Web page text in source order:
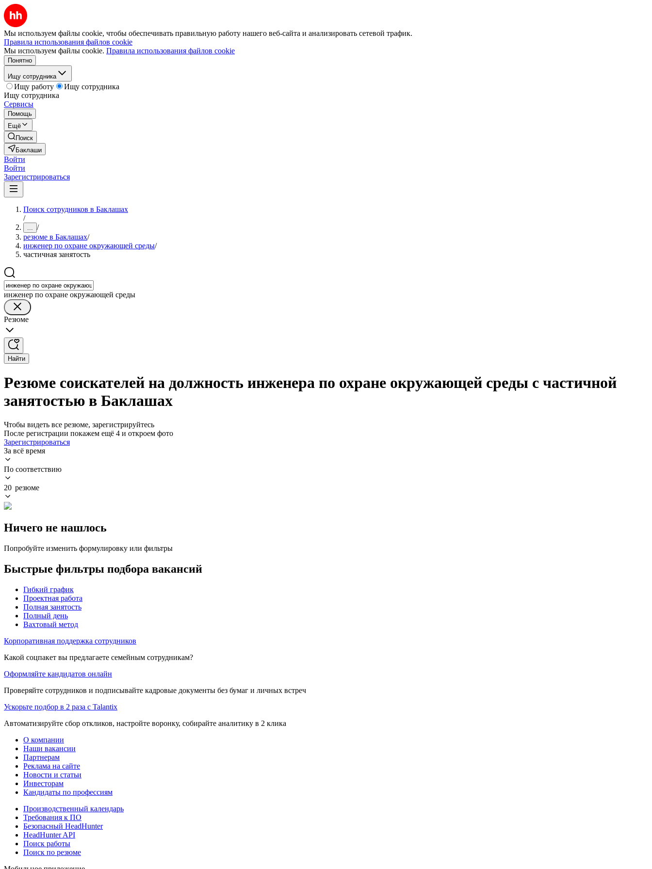
Мы используем файлы cookie, чтобы обеспечивать правильную работу нашего веб-сайта и анализировать сетевой трафик.
Правила использования файлов cookie
Мы используем файлы cookie. Правила использования файлов cookie
Понятно
Ищу сотрудника
Ищу работу
Ищу сотрудника
Ищу сотрудника
Сервисы
Помощь
Ещё
Поиск
Баклаши
Войти
Войти
Зарегистрироваться
Поиск сотрудников в Баклашах
/
... /
резюме в Баклашах/
инженер по охране окружающей среды/
частичная занятость
инженер по охране окружающей среды
Резюме
Найти
Резюме соискателей на должность инженера по охране окружающей среды с частичной
занятостью в Баклашах
Чтобы видеть все резюме, зарегистрируйтесь
После регистрации покажем ещё 4 и откроем фото
Зарегистрироваться
За всё время
По соответствию
20 резюме
Ничего не нашлось
Попробуйте изменить формулировку или фильтры
Быстрые фильтры подбора вакансий
Гибкий график
Проектная работа
Полная занятость
Полный день
Вахтовый метод
Корпоративная поддержка сотрудников
Какой соцпакет вы предлагаете семейным сотрудникам?
Оформляйте кандидатов онлайн
Проверяйте сотрудников и подписывайте кадровые документы без бумаг и личных встреч
Ускорьте подбор в 2 раза с Talantix
Автоматизируйте сбор откликов, настройте воронку, собирайте аналитику в 2 клика
О компании
Наши вакансии
Партнерам
Реклама на сайте
Новости и статьи
Инвесторам
Кандидаты по профессиям
Производственный календарь
Требования к ПО
Безопасный HeadHunter
HeadHunter API
Поиск работы
Поиск по резюме